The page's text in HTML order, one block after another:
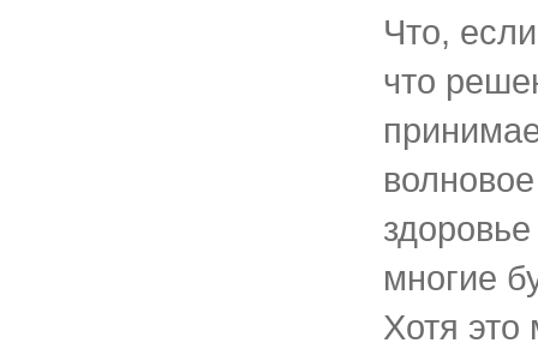
Что,
что
многие
Хотя это